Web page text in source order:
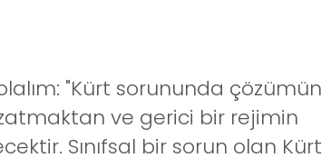
"Kürt sorununda çözümün
ve gerici bir rejimin
Sınıfsal bir sorun olan Kürt